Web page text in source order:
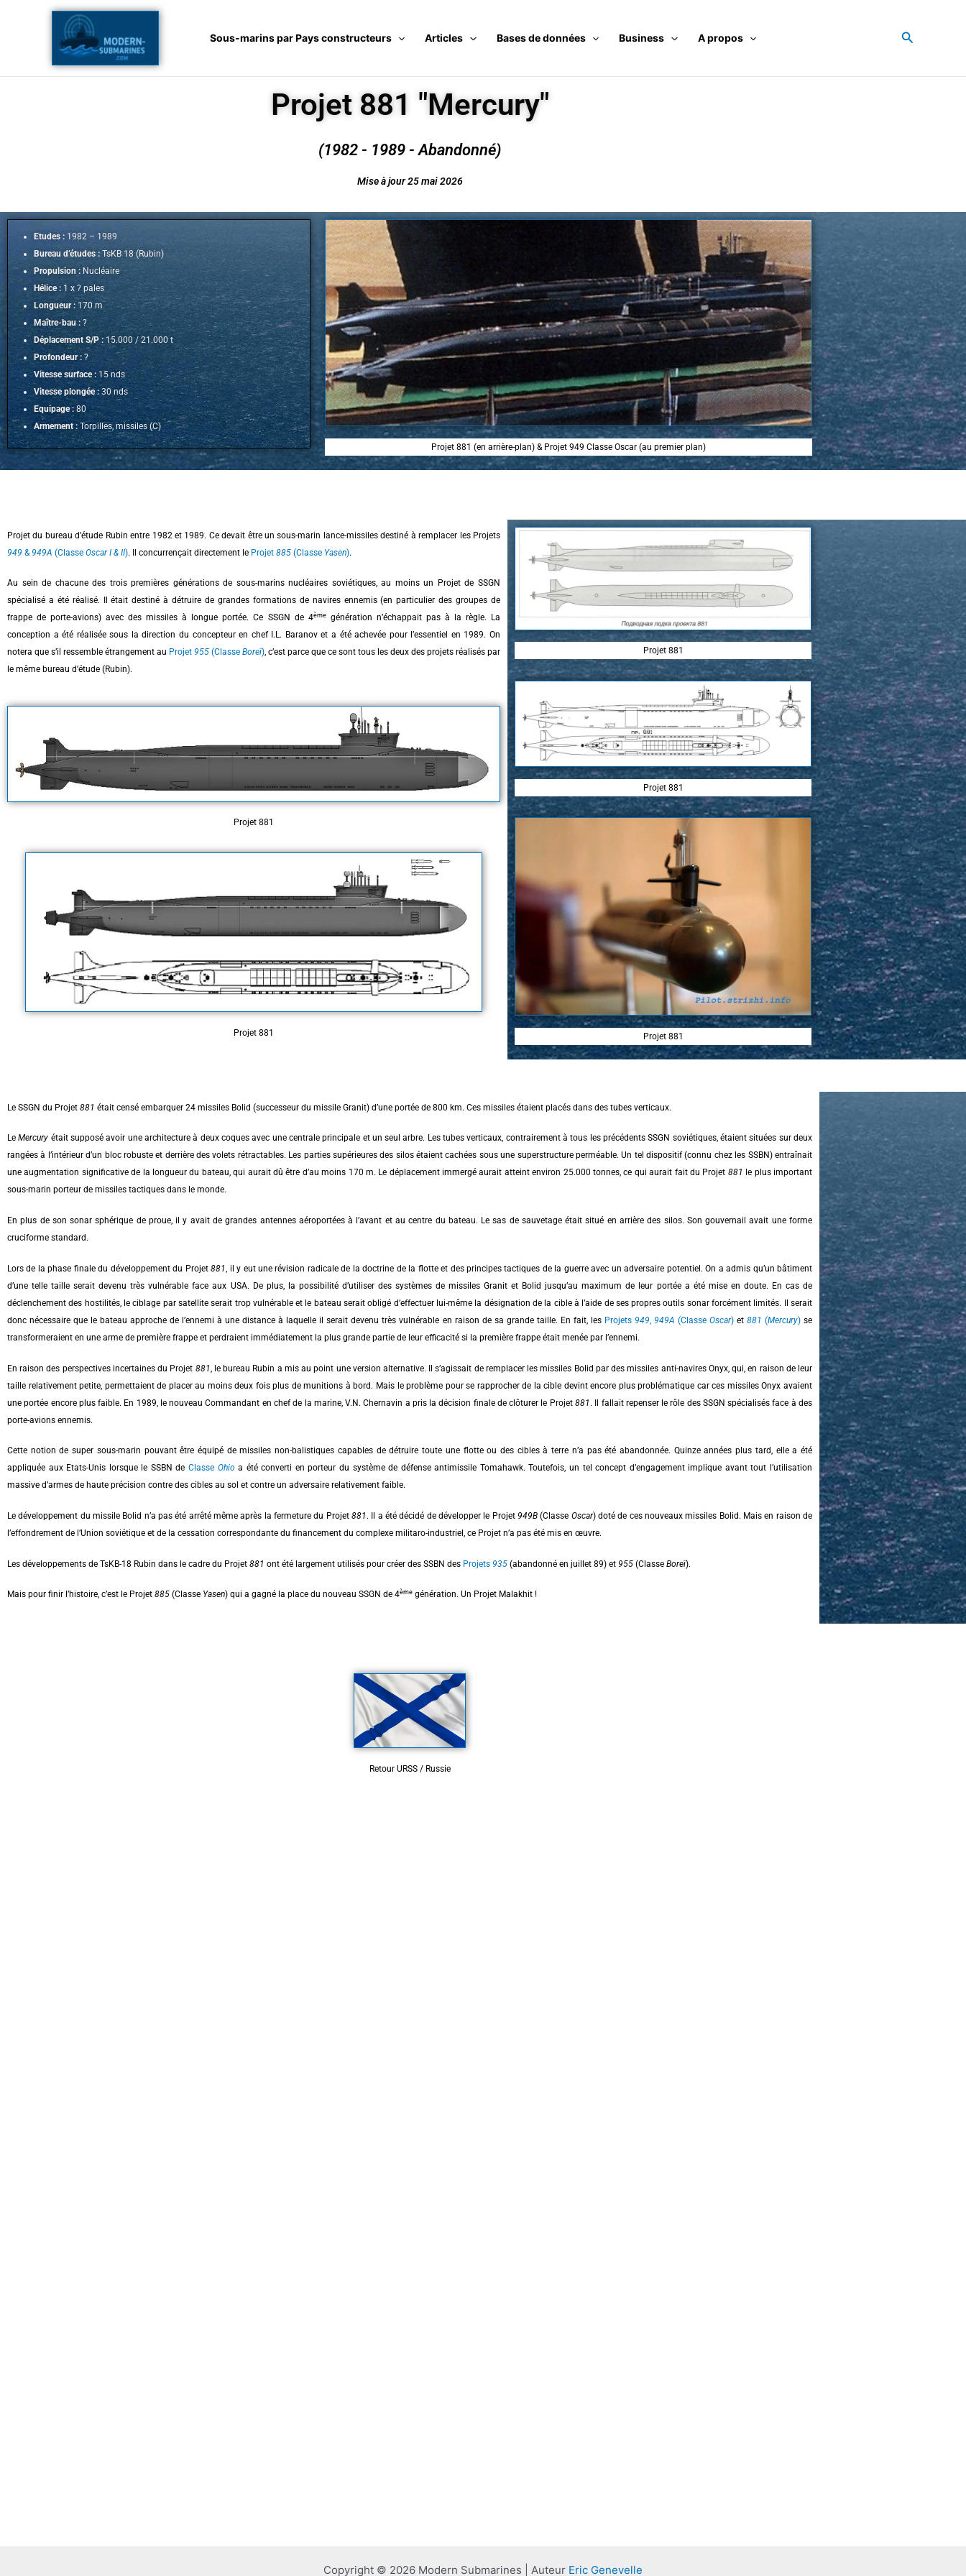
Sous-marins par Pays constructeurs Articles Bases de données Business A propos
Projet 881 "Mercury"
(1982 - 1989 - Abandonné)
Mise à jour 25 mai 2026
Etudes : 1982 – 1989
Bureau d’études : TsKB 18 (Rubin)
Propulsion : Nucléaire
Hélice :1 x ? pales
Longueur : 170 m
Maître-bau : ?
Déplacement S/P : 15.000 / 21.000 t
Profondeur : ?
Vitesse surface :15 nds
Vitesse plongée : 30 nds
Equipage : 80
Armement : Torpilles, missiles (C)
Projet 881 (en arrière-plan) & Projet 949 Classe Oscar (au premier plan)
Projet du bureau d’étude Rubin entre 1982 et 1989. Ce devait être un sous-marin lance-missiles destiné à remplacer les Projets
949 & 949A (Classe Oscar I & II). Il concurrençait directement le Projet 885 (Classe Yasen).
Au sein de chacune des trois premières générations de sous-marins nucléaires soviétiques, au moins un Projet de SSGN
spécialisé a été réalisé. Il était destiné à détruire de grandes formations de navires ennemis (en particulier des groupes de
frappe de porte-avions) avec des missiles à longue portée. Ce SSGN de 4èmegénération n’échappait pas à la règle. La
conception a été réalisée sous la direction du concepteur en chef I.L. Baranov et a été achevée pour l’essentiel en 1989. On
notera que s’il ressemble étrangement au Projet 955 (Classe Boreï), c’est parce que ce sont tous les deux des projets réalisés par
le même bureau d’étude (Rubin).
Projet 881
Projet 881
Projet 881
Projet 881
Projet 881
Le SSGN du Projet 881 était censé embarquer 24 missiles Bolid (successeur du missile Granit) d’une portée de 800 km. Ces missiles étaient placés dans des tubes verticaux.
LeMercury était supposé avoir une architecture à deux coques avec une centrale principale et un seul arbre. Les tubes verticaux, contrairement à tous les précédents SSGN soviétiques, étaient situées sur deux
rangées à l’intérieur d’un bloc robuste et derrière des volets rétractables. Les parties supérieures des silos étaient cachées sous une superstructure perméable. Un tel dispositif (connu chez les SSBN) entraînait
une augmentation significative de la longueur du bateau, qui aurait dû être d’au moins 170 m. Le déplacement immergé aurait atteint environ 25.000 tonnes, ce qui aurait fait du Projet 881 le plus important
sous-marin porteur de missiles tactiques dans le monde.
En plus de son sonar sphérique de proue, il y avait de grandes antennes aéroportées à l’avant et au centre du bateau. Le sas de sauvetage était situé en arrière des silos. Son gouvernail avait une forme
cruciforme standard.
Lors de la phase finale du développement du Projet881, il y eut une révision radicale de la doctrine de la flotte et des principes tactiques de la guerre avec un adversaire potentiel. On a admis qu’un bâtiment
d’une telle taille serait devenu très vulnérable face aux USA. De plus, la possibilité d’utiliser des systèmes de missiles Granit et Bolid jusqu’au maximum de leur portée a été mise en doute. En cas de
déclenchement des hostilités, le ciblage par satellite serait trop vulnérable et le bateau serait obligé d’effectuer lui-même la désignation de la cible à l’aide de ses propres outils sonar forcément limités. Il serait
donc nécessaire que le bateau approche de l’ennemi à une distance à laquelle il serait devenu très vulnérable en raison de sa grande taille. En fait, les Projets 949, 949A (Classe Oscar)et 881 (Mercury) se
transformeraient en une arme de première frappe et perdraient immédiatement la plus grande partie de leur efficacité si la première frappe était menée par l’ennemi.
En raison des perspectives incertaines du Projet 881 , le bureau Rubin a mis au point une version alternative. Il s’agissait de remplacer les missiles Bolid par des missiles anti-navires Onyx, qui, en raison de leur
taille relativement petite, permettaient de placer au moins deux fois plus de munitions à bord. Mais le problème pour se rapprocher de la cible devint encore plus problématique car ces missiles Onyx avaient
une portée encore plus faible. En 1989, le nouveau Commandant en chef de la marine, V.N. Chernavin a pris la décision finale de clôturer le Projet881 . Il fallait repenser le rôle des SSGN spécialisés face à des
porte-avions ennemis.
Cette notion de super sous-marin pouvant être équipé de missiles non-balistiques capables de détruire toute une flotte ou des cibles à terre n’a pas été abandonnée. Quinze années plus tard, elle a été
appliquée aux Etats-Unis lorsque le SSBN de Classe Ohio a été converti en porteur du système de défense antimissile Tomahawk. Toutefois, un tel concept d’engagement implique avant tout l’utilisation
massive d’armes de haute précision contre des cibles au sol et contre un adversaire relativement faible.
Le développement du missile Bolid n’a pas été arrêté même après la fermeture du Projet 881 . Il a été décidé de développer le Projet 949B (Classe Oscar) doté de ces nouveaux missiles Bolid. Mais en raison de
l’effondrement de l’Union soviétique et de la cessation correspondante du financement du complexe militaro-industriel, ce Projet n’a pas été mis en œuvre.
Les développements de TsKB-18 Rubin dans le cadre du Projet 881 ont été largement utilisés pour créer des SSBN des Projets 935 (abandonné en juillet 89) et 955 (Classe Boreï).
Mais pour finir l’histoire, c’est le Projet 885 (Classe Yasen) qui a gagné la place du nouveau SSGN de 4ème génération. Un Projet Malakhit !
Retour URSS / Russie
Copyright © 2026 Modern Submarines | Auteur Eric Genevelle